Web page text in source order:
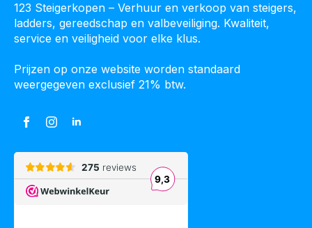
123 Steigerkopen – Verhuur en verkoop van steigers,
ladders, gereedschap en valbeveiliging. Kwaliteit,
service en veiligheid voor elke klus.
Prijzen op onze website worden standaard
weergegeven exclusief 21% btw.